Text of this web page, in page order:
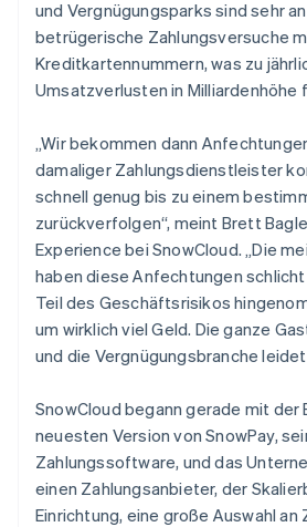
und Vergnügungsparks sind sehr
betrügerische Zahlungsversuche
Kreditkartennummern, was zu
Umsatzverlusten in Milliardenhöhe
„Wir bekommen dann
damaliger Zahlungsdienstleister
schnell genug bis zu einem
zurückverfolgen“, meint Brett
Experience bei SnowCloud. „Die
haben diese Anfechtungen
Teil des Geschäftsrisikos
um wirklich viel Geld. Die ganze
und die Vergnügungsbranche
SnowCloud begann gerade mit der
neuesten Version von SnowPay,
Zahlungssoftware, und das
einen Zahlungsanbieter, der
Einrichtung, eine große Auswahl